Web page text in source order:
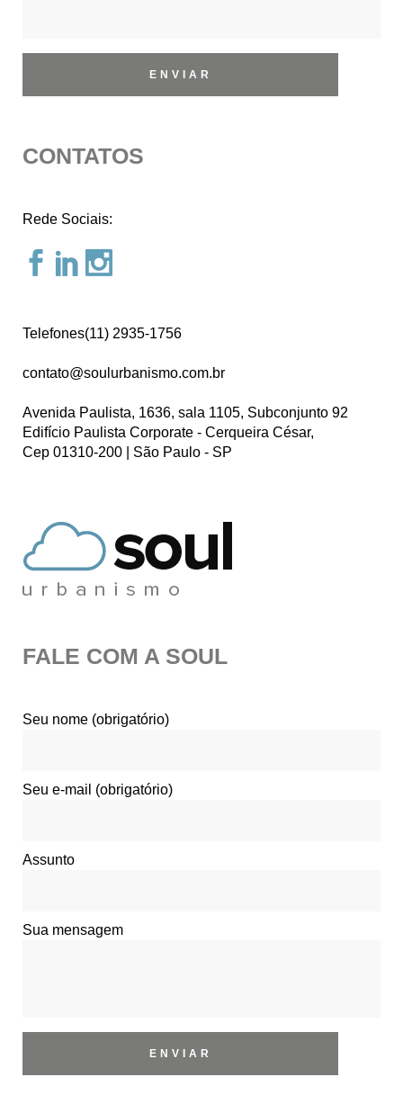
CONTATOS
Rede Sociais:
Telefones(11) 2935-1756
contato@soulurbanismo.com.br
Avenida Paulista, 1636, sala 1105, Subconjunto 92
Edifício Paulista Corporate - Cerqueira César,
Cep 01310-200 | São Paulo - SP
FALE COM A SOUL
Seu nome (obrigatório)
Seu e-mail (obrigatório)
Assunto
Sua mensagem